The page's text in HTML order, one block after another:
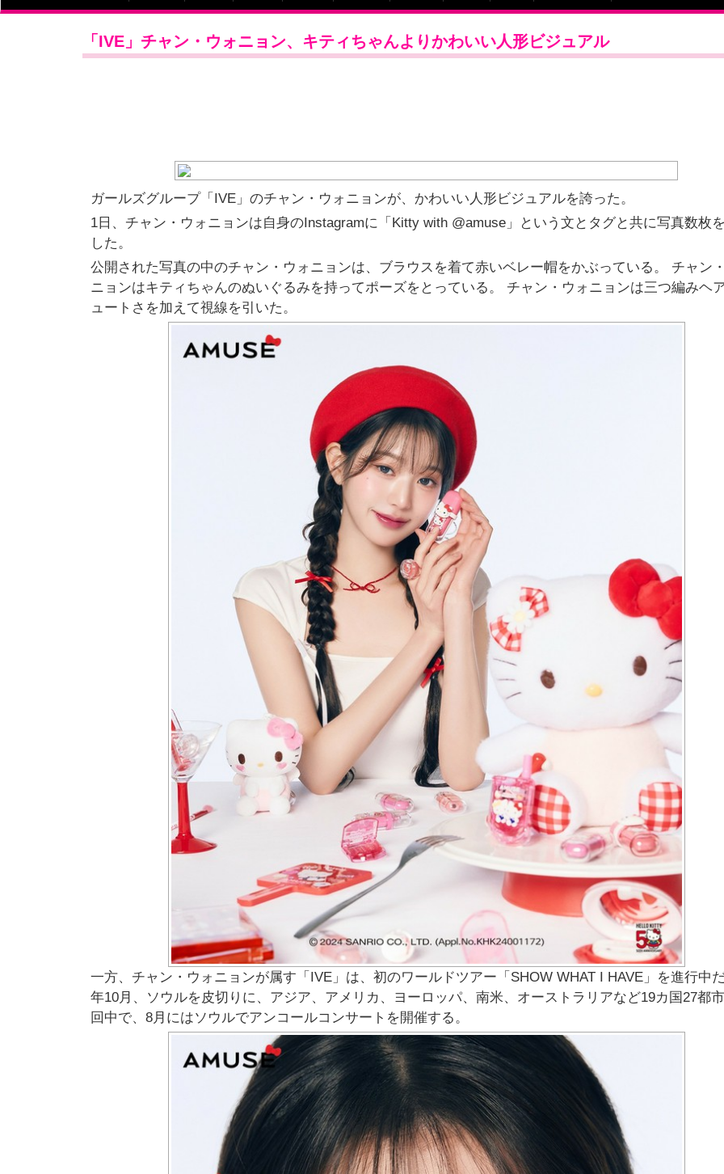
「IVE」チャン・ウォニョン、キティちゃんよりかわいい人形ビジュアル
ガールズグループ「IVE」のチャン・ウォニョンが、かわいい人形ビジュアルを誇った。
1日、チャン・ウォニョンは自身のInstagramに「Kitty with @amuse」という文とタグと共に写真数枚
した。
公開された写真の中のチャン・ウォニョンは、ブラウスを着て赤いベレー帽をかぶっている。 チャン
ニョンはキティちゃんのぬいぐるみを持ってポーズをとっている。 チャン・ウォニョンは三つ編みヘ
ュートさを加えて視線を引いた。
一方、チャン・ウォニョンが属す「IVE」は、初のワールドツアー「SHOW WHAT I HAVE」を進行中
年10月、ソウルを皮切りに、アジア、アメリカ、ヨーロッパ、南米、オーストラリアなど19カ国27都
回中で、8月にはソウルでアンコールコンサートを開催する。